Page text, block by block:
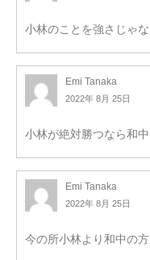
小林のことを強さじゃ
Emi Tanaka
2022年 8月 25日
小林が絶対勝つなら和
Emi Tanaka
2022年 8月 25日
今の所小林より和中の